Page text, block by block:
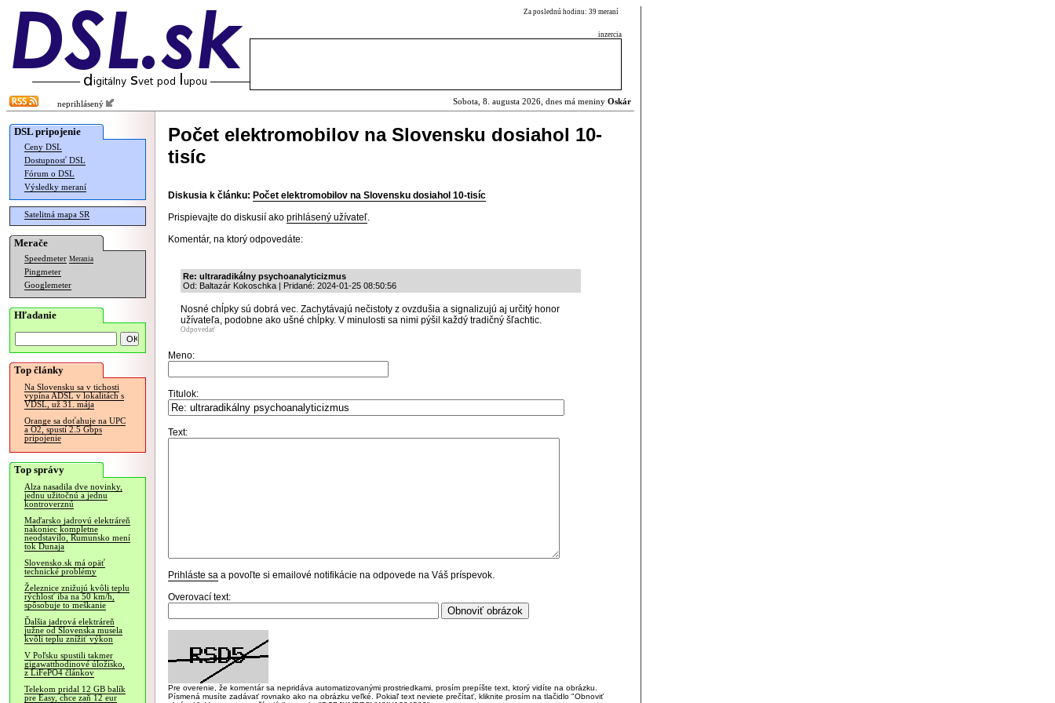
Za poslednú hodinu: 39 meraní
inzercia
neprihlásený Sobota, 8. augusta 2026, dnes má meniny Oskár
DSL pripojenie
Ceny DSL
Dostupnosť DSL
Fórum o DSL
Výsledky meraní
Satelitná mapa SR
Merače
Speedmeter Merania
Pingmeter
Googlemeter
Hľadanie
Top články
Na Slovensku sa v tichosti
vypína ADSL v lokalitách s
VDSL, už 31. mája
Orange sa doťahuje na UPC
a O2, spustí 2.5 Gbps
pripojenie
Top správy
Alza nasadila dve novinky,
jednu užitočnú a jednu
kontroverznú
Maďarsko jadrovú elektráreň
nakoniec kompletne
neodstavilo, Rumunsko mení
tok Dunaja
Slovensko.sk má opäť
technické problémy
Železnice znižujú kvôli teplu
rýchlosť iba na 50 km/h,
spôsobuje to meškanie
Ďalšia jadrová elektráreň
južne od Slovenska musela
kvôli teplu znížiť výkon
V Poľsku spustili takmer
gigawatthodinové úložisko,
z LiFePO4 článkov
Telekom pridal 12 GB balík
pre Easy, chce zaň 12 eur
Počet elektromobilov na Slovensku dosiahol 10-
tisíc
Diskusia k článku: Počet elektromobilov na Slovensku dosiahol 10-tisíc
Prispievajte do diskusií ako prihlásený užívateľ.
Komentár, na ktorý odpovedáte:
Re: ultraradikálny psychoanalyticizmus
Od: Baltazár Kokoschka | Pridané: 2024-01-25 08:50:56
Nosné chĺpky sú dobrá vec. Zachytávajú nečistoty z ovzdušia a signalizujú aj určitý honor
užívateľa, podobne ako ušné chĺpky. V minulosti sa nimi pýšil každý tradičný šľachtic.
Odpovedať
Meno:
Titulok:
Text:
Prihláste sa a povoľte si emailové notifikácie na odpovede na Váš príspevok.
Overovací text:
Pre overenie, že komentár sa nepridáva automatizovanými prostriedkami, prosím prepíšte text, ktorý vidíte na obrázku.
Písmená musíte zadávať rovnako ako na obrázku veľké. Pokiaľ text neviete prečítať, kliknite prosím na tlačidlo "Obnoviť